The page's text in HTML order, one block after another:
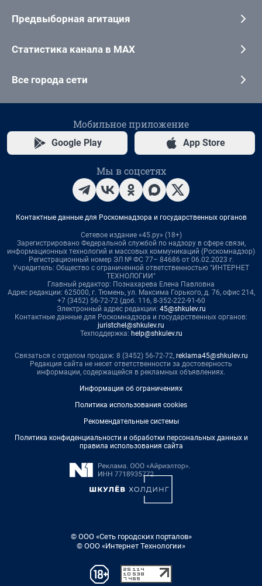
Предвыборная агитация
Статистика канала в MAX
Все города сети
Мобильное приложение
Google Play App Store
Мы в соцсетях
Контактные данные для Роскомнадзора и государственных органов
Сетевое издание «45.ру» (18+)
Зарегистрировано Федеральной службой по надзору в сфере связи,
информационных технологий и массовых коммуникаций (Роскомнадзор)
Регистрационный номер ЭЛ № ФС 77– 84686 от 06.02.2023 г.
Учредитель: Общество с ограниченной ответственностью "ИНТЕРНЕТ
ТЕХНОЛОГИИ"
Главный редактор: Познахарева Елена Павловна
Адрес редакции: 625000, г. Тюмень, ул. Максима Горького, д. 76, офис 214,
+7 (3452) 56-72-72 (доб. 116, 8-352-222-91-60
Электронный адрес редакции: 45@shkulev.ru
Контактные данные для Роскомнадзора и государственных органов:
juristchel@shkulev.ru
Техподдержка: help@shkulev.ru
Связаться с отделом продаж: 8 (3452) 56-72-72, reklama45@shkulev.ru
Редакция сайта не несет ответственности за достоверность
информации, содержащейся в рекламных объявлениях.
Информация об ограничениях
Политика использования cookies
Рекомендательные системы
Политика конфиденциальности и обработки персональных данных и
правила использования сайта
© ООО «Сеть городских порталов»
© ООО «Интернет Технологии»